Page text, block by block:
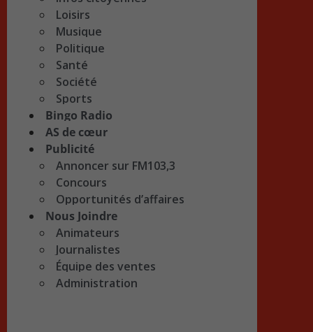
Loisirs
Musique
Politique
Santé
Société
Sports
Bingo Radio
AS de cœur
Publicité
Annoncer sur FM103,3
Concours
Opportunités d’affaires
Nous Joindre
Animateurs
Journalistes
Équipe des ventes
Administration